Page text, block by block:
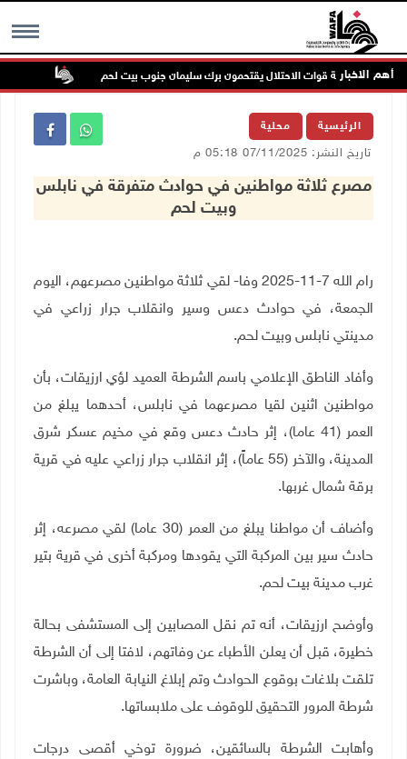
MENU أهم الاخبار
بحماية قوات الاحتلال يقتحمون برك سليمان جنوب بيت لحم
الرئيسية محلية
تاريخ النشر: 07/11/2025 05:18 م
مصرع ثلاثة مواطنين في حوادث متفرقة في نابلس
وبيت لحم
رام الله 7-11-2025 وفا- لقي ثلاثة مواطنين مصرعهم، اليوم
الجمعة، في حوادث دعس وسير وانقلاب جرار زراعي في
مدينتي نابلس وبيت لحم.
وأفاد الناطق الإعلامي باسم الشرطة العميد لؤي ارزيقات، بأن
مواطنين اثنين لقيا مصرعهما في نابلس، أحدهما يبلغ من
العمر (41 عاما)، إثر حادث دعس وقع في مخيم عسكر شرق
المدينة، والآخر (55 عاماً)، إثر انقلاب جرار زراعي عليه في قرية
برقة شمال غربها.
وأضاف أن مواطنا يبلغ من العمر (30 عاما) لقي مصرعه، إثر
حادث سير بين المركبة التي يقودها ومركبة أخرى في قرية بتير
غرب مدينة بيت لحم.
وأوضح ارزيقات، أنه تم نقل المصابين إلى المستشفى بحالة
خطيرة، قبل أن يعلن الأطباء عن وفاتهم، لافتا إلى أن الشرطة
تلقت بلاغات بوقوع الحوادث وتم إبلاغ النيابة العامة، وباشرت
شرطة المرور التحقيق للوقوف على ملابساتها.
وأهابت الشرطة بالسائقين، ضرورة توخي أقصى درجات